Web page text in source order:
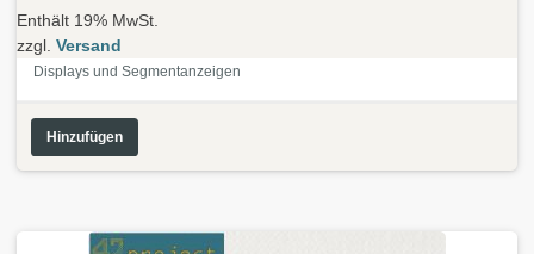
Enthält 19% MwSt.
zzgl. Versand
Displays und Segmentanzeigen
Hinzufügen